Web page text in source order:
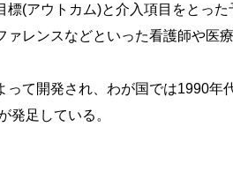
(アウトカム)と介入項目をとっ
レンスなどといった看護師や医
て開発され、わが国では1990年
発足している。